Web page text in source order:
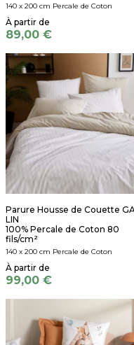
140 x 200 cm Percale de Coton
89,00 €
Parure Housse de Couette
LIN
100% Percale de Coton 80
fils/cm²
140 x 200 cm Percale de Coton
99,00 €